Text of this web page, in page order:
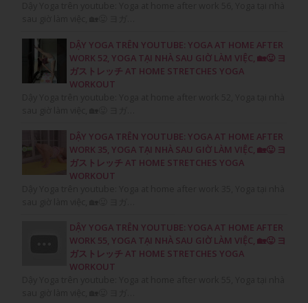
DẬY YOGA TRÊN YOUTUBE: YOGA AT HOME AFTER
WORK 52, YOGA TẠI NHÀ SAU GIỜ LÀM VIỆC, 🏡😛 ヨ
ガストレッチ AT HOME STRETCHES YOGA
WORKOUT
DẬY YOGA TRÊN YOUTUBE: YOGA AT HOME AFTER
WORK 35, YOGA TẠI NHÀ SAU GIỜ LÀM VIỆC, 🏡😛 ヨ
ガストレッチ AT HOME STRETCHES YOGA
WORKOUT
DẬY YOGA TRÊN YOUTUBE: YOGA AT HOME AFTER
WORK 55, YOGA TẠI NHÀ SAU GIỜ LÀM VIỆC, 🏡😛 ヨ
ガストレッチ AT HOME STRETCHES YOGA
WORKOUT